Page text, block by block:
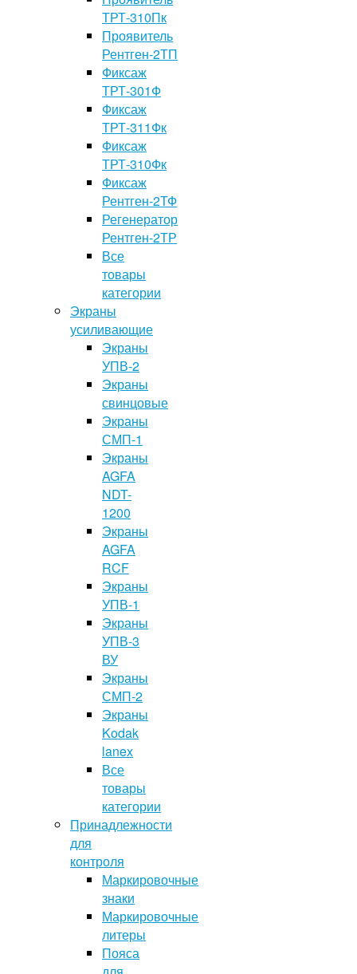
ТРТ-310Пк
Проявитель
Рентген-2ТП
Фиксаж
ТРТ-301Ф
Фиксаж
ТРТ-311Фк
Фиксаж
ТРТ-310Фк
Фиксаж
Рентген-2ТФ
Регенератор
Рентген-2ТР
Все
товары
категории
Экраны
усиливающие
Экраны
УПВ-2
Экраны
свинцовые
Экраны
СМП-1
Экраны
AGFA
NDT-
1200
Экраны
AGFA
RCF
Экраны
УПВ-1
Экраны
УПВ-3
ВУ
Экраны
СМП-2
Экраны
Kodak
lanex
Все
товары
категории
Принадлежности
для
контроля
Маркировочные
знаки
Маркировочные
литеры
Пояса